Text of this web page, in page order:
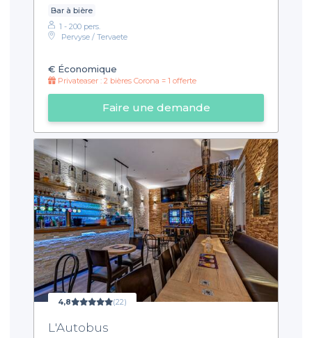
Bar à bière
1 - 200 pers.
Pervyse / Tervaete
€ Économique
Privateaser : 2 bières Corona = 1 offerte
Faire une demande
4,8 (22)
L'Autobus